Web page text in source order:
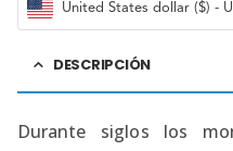
United States dollar ($) -
DESCRIPCIÓN
Durante siglos los